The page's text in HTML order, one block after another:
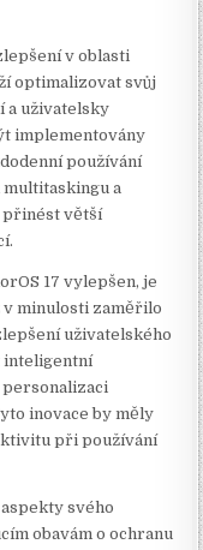
v oblasti
optimalizovat svůj
a uživatelsky
implementovány
používání
a
přinést větší
17 vylepšen, je
v minulosti zaměřilo
uživatelského
inteligentní
personalizaci
inovace by měly
při používání
svého
obavám o ochranu